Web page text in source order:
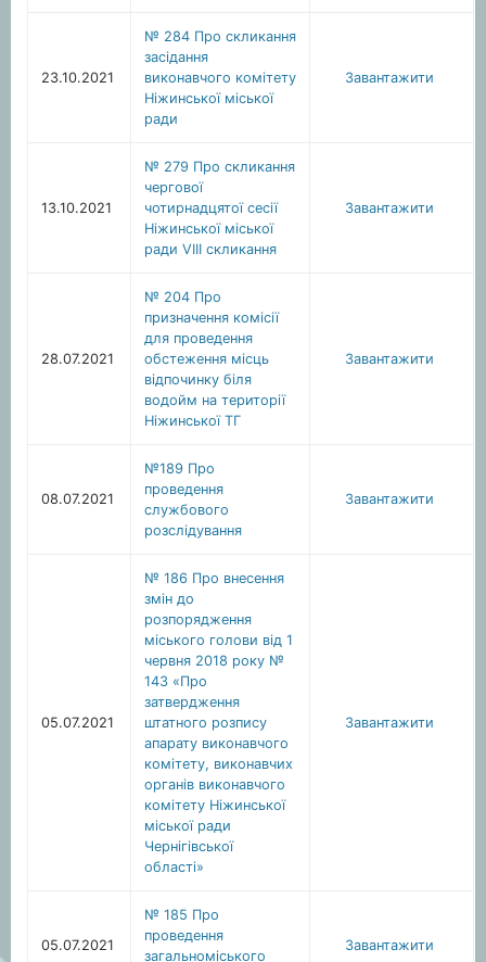
23.10.2021
№ 284 Про скликання
засідання
виконавчого комітету
Ніжинської міської
ради
Завантажити
13.10.2021
№ 279 Про скликання
чергової
чотирнадцятої сесії
Ніжинської міської
ради VIIІ скликання
Завантажити
28.07.2021
№ 204 Про
призначення комісії
для проведення
обстеження місць
відпочинку біля
водойм на території
Ніжинської ТГ
Завантажити
08.07.2021
№189 Про
проведення
службового
розслідування
Завантажити
05.07.2021
№ 186 Про внесення
змін до
розпорядження
міського голови від 1
червня 2018 року №
143 «Про
затвердження
штатного розпису
апарату виконавчого
комітету, виконавчих
органів виконавчого
комітету Ніжинської
міської ради
Чернігівської
області»
Завантажити
05.07.2021
№ 185 Про
проведення
загальноміського
Завантажити